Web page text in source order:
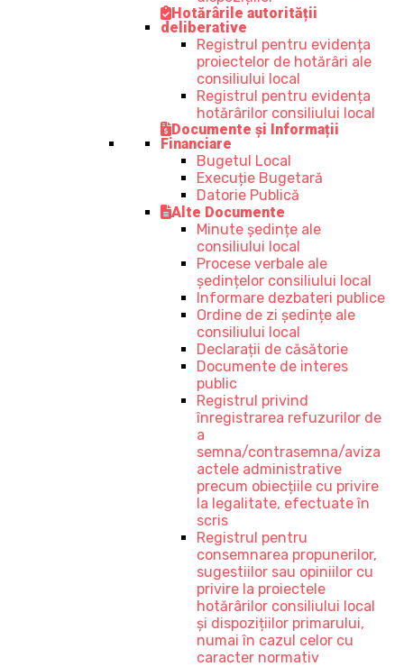
Hotărârile autorității
deliberative
Registrul pentru evidența
proiectelor de hotărâri ale
consiliului local
Registrul pentru evidența
hotărârilor consiliului local
Documente și Informații
Financiare
Bugetul Local
Execuție Bugetară
Datorie Publică
Alte Documente
Minute ședințe ale
consiliului local
Procese verbale ale
ședințelor consiliului local
Informare dezbateri publice
Ordine de zi ședințe ale
consiliului local
Declarații de căsătorie
Documente de interes
public
Registrul privind
înregistrarea refuzurilor de
a
semna/contrasemna/aviza
actele administrative
precum obiecțiile cu privire
la legalitate, efectuate în
scris
Registrul pentru
consemnarea propunerilor,
sugestiilor sau opiniilor cu
privire la proiectele
hotărârilor consiliului local
și dispozițiilor primarului,
numai în cazul celor cu
caracter normativ